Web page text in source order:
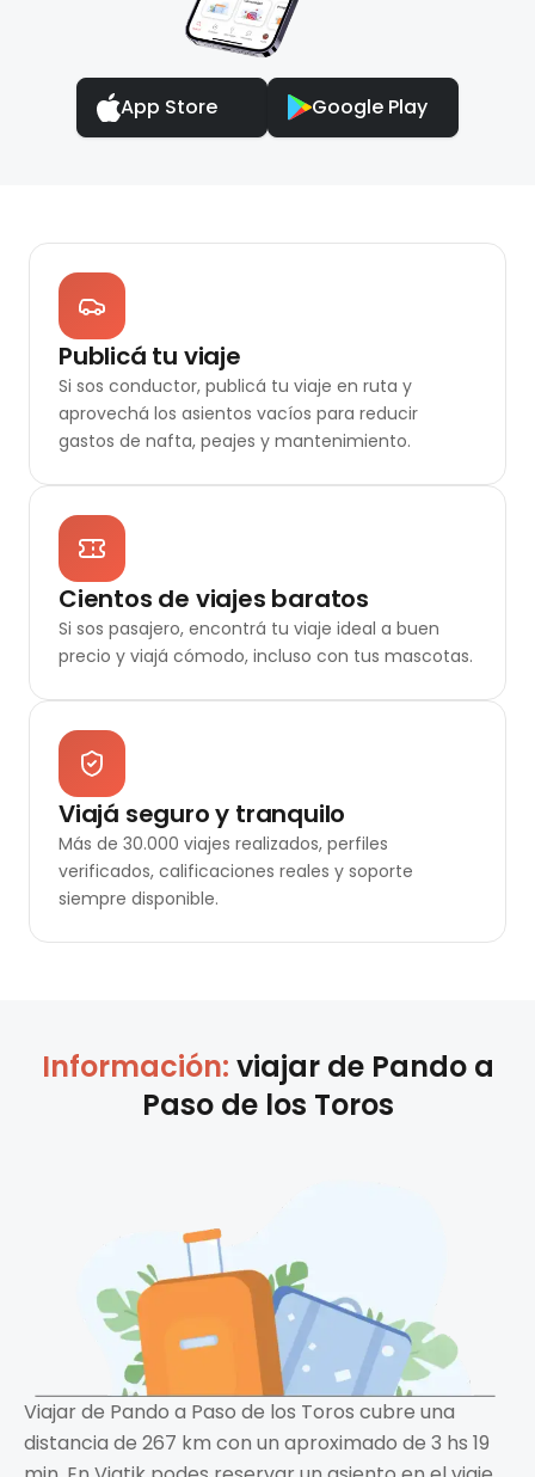
App Store Google Play
Publicá tu viaje
Si sos conductor, publicá tu viaje en ruta y
aprovechá los asientos vacíos para reducir
gastos de nafta, peajes y mantenimiento.
Cientos de viajes baratos
Si sos pasajero, encontrá tu viaje ideal a buen
precio y viajá cómodo, incluso con tus mascotas.
Viajá seguro y tranquilo
Más de 30.000 viajes realizados, perfiles
verificados, calificaciones reales y soporte
siempre disponible.
Información: viajar de Pandoa
Paso de los Toros
Viajar de Pando a Paso de los Toros cubre una
distancia de 267 km con un aproximado de 3 hs 19